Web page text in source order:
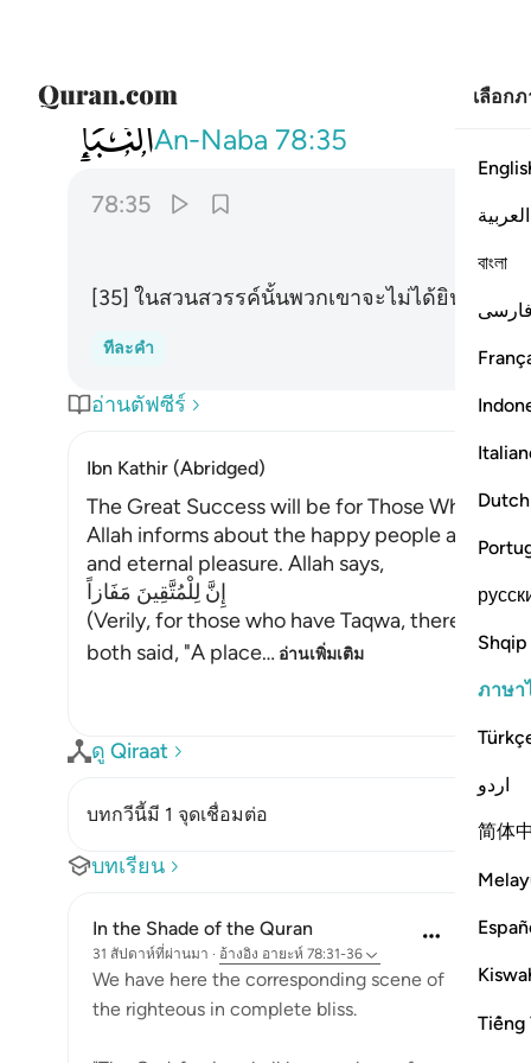
เลือก
العربية
বাংলা
Dutch
Shqip
ภาษา
اردو
简体
Tiếng
078An-Naba 78:35
لا يسمعون فيها لغوا ولا كذابا ٣٥
78:35
[35] ในสวนสวรรค์นั้นพวกเขาจะไม่ได้ยินคำพูด
ทีละคำ
อ่านตัฟซีร์
Ibn Kathir (Abridged)
The Great Success will be for Those Who have
Allah informs about the happy people and
and eternal pleasure. Allah says,
إِنَّ لِلْمُتَّقِينَ مَفَازاً
(Verily, for those who have Taqwa, there will
both said, "A place… อ่านเพิ่มเติม
ดู Qiraat
บทกวีนี้มี 1 จุดเชื่อมต่อ
บทเรียน
In the Shade of the Quran
31 สัปดาห์ที่ผ่านมา · อ้างอิง อายะห์ 78:31-36
We have here the corresponding scene of
the righteous in complete bliss.